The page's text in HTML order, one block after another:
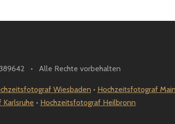
• Alle Rechte vorbehalten
Wiesbaden • Hochzeitsfotograf
• Hochzeitsfotograf Heilbronn